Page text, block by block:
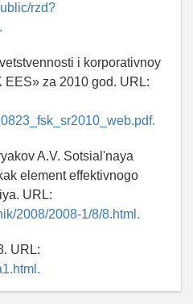
rzd?
i korporativnoy
EES» za 2010 god. URL:
A.V. Sotsial'naya
element effektivnogo
URL:
2008/2008-1/8/8.html.
URL: